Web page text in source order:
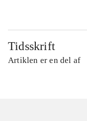
Tidsskrift
Artiklen er en del af